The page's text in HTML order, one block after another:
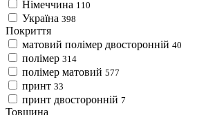
Німеччина 110
Україна 398
Покриття
матовий полімер двосторонній 40
полімер 314
полімер матовий 577
принт 33
принт двосторонній 7
Товщина